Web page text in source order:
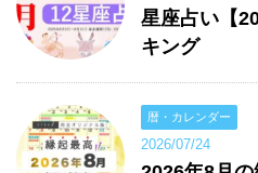
星座占い【
キング
暦・カレンダー
2026/07/24